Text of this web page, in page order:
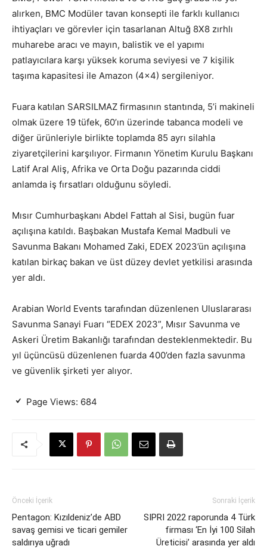
alırken, BMC Modüler tavan konsepti ile farklı kullanıcı
ihtiyaçları ve görevler için tasarlanan Altuğ 8X8 zırhlı
muharebe aracı ve mayın, balistik ve el yapımı
patlayıcılara karşı yüksek koruma seviyesi ve 7 kişilik
taşıma kapasitesi ile Amazon (4×4) sergileniyor.
Fuara katılan SARSILMAZ firmasının stantında, 5’i makineli
olmak üzere 19 tüfek, 60’ın üzerinde tabanca modeli ve
diğer ürünleriyle birlikte toplamda 85 ayrı silahla
ziyaretçilerini karşılıyor. Firmanın Yönetim Kurulu Başkanı
Latif Aral Aliş, Afrika ve Orta Doğu pazarında ciddi
anlamda iş fırsatları olduğunu söyledi.
Mısır Cumhurbaşkanı Abdel Fattah al Sisi, bugün fuar
açılışına katıldı. Başbakan Mustafa Kemal Madbuli ve
Savunma Bakanı Mohamed Zaki, EDEX 2023’ün açılışına
katılan birkaç bakan ve üst düzey devlet yetkilisi arasında
yer aldı.
Arabian World Events tarafından düzenlenen Uluslararası
Savunma Sanayi Fuarı “EDEX 2023”, Mısır Savunma ve
Askeri Üretim Bakanlığı tarafından desteklenmektedir. Bu
yıl üçüncüsü düzenlenen fuarda 400’den fazla savunma
ve güvenlik şirketi yer alıyor.
Page Views: 684
Önceki İçerik
Pentagon: Kızıldeniz’de ABD
savaş gemisi ve ticari gemiler
saldırıya uğradı
Sonraki İçerik
SIPRI 2022 raporunda 4 Türk
firması ‘En İyi 100 Silah
Üreticisi’ arasında yer aldı